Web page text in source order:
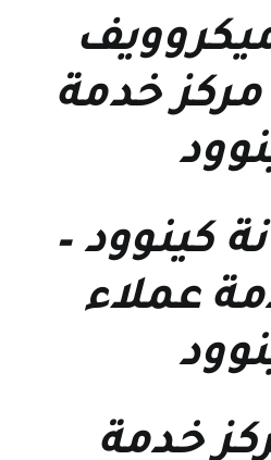
مركز خدمة
كينوود –
عملاء
خدمة